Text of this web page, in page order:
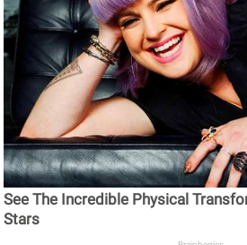
See The Incredible Physical
Stars